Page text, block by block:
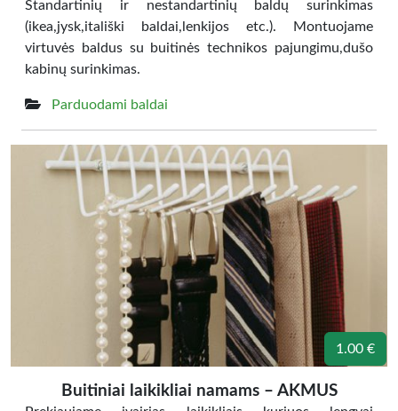
Standartinių ir nestandartinių baldų surinkimas
(ikea,jysk,itališki baldai,lenkijos etc.). Montuojame
virtuvės baldus su buitinės technikos pajungimu,dušo
kabinų surinkimas.
Parduodami baldai
1.00 €
Buitiniai laikikliai namams – AKMUS